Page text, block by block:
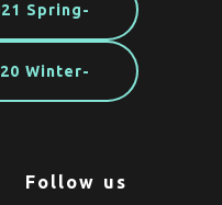
Spring-
Winter-
Follow us